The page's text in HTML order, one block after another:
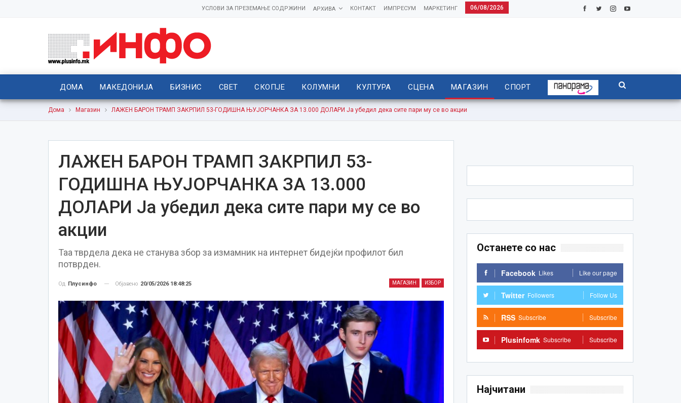
06/08/2026
МАРКЕТИНГ
ИМПРЕСУМ
КОНТАКТ
АРХИВА
УСЛОВИ ЗА ПРЕЗЕМАЊЕ СОДРЖИНИ
ДОМА МАКЕДОНИЈА БИЗНИС СВЕТ СКОПЈЕ КОЛУМНИ КУЛТУРА СЦЕНА МАГАЗИН СПОРТ
Дома Магазин ЛАЖЕН БАРОН ТРАМП ЗАКРПИЛ 53-ГОДИШНА ЊУЈОРЧАНКА ЗА 13.000 ДОЛАРИ Ја убедил дека сите пари му се во акции
ЛАЖЕН БАРОН ТРАМП ЗАКРПИЛ 53-
ГОДИШНА ЊУЈОРЧАНКА ЗА 13.000
ДОЛАРИ Ја убедил дека сите пари му се во
акции
Таа тврдела дека не станува збор за измамник на интернет бидејќи профилот бил
потврден.
МАГАЗИН ИЗБОР
Од Плусинфо Објавено 20/05/2026 18:48:25
Останете со нас
Facebook Likes Like our page
Twitter Followers Follow Us
RSS Subscribe Subscribe
Plusinfomk Subscribe Subscribe
Најчитани